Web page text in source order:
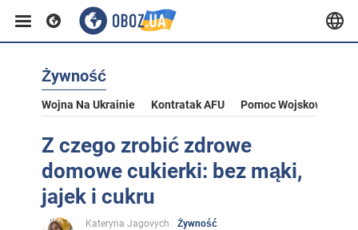
Żywność
Wojna Na Ukrainie Kontratak AFU Pomoc Wojskowa Dla
Z czego zrobić zdrowe
domowe cukierki: bez mąki,
jajek i cukru
Kateryna Jagovych
Żywność